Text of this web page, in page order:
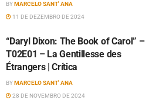
BYMARCELO SANT' ANA
11 DE DEZEMBRO DE 2024
“Daryl Dixon: The Book of Carol” –
T02E01 – La Gentillesse des
Étrangers | Crítica
BYMARCELO SANT' ANA
28 DE NOVEMBRO DE 2024